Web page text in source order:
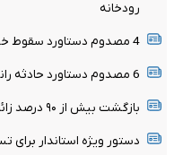
رودخانه
4 مصدوم دستاورد سقوط خودرو به داخل کانال در محور قم به گرمسار
6 مصدوم دستاورد حادثه رانندگی محور میامی به سبزوار
بازگشت بیش از ۹۰ درصد زائران گیلانی از کربلای معلی
دستور ویژه استاندار برای